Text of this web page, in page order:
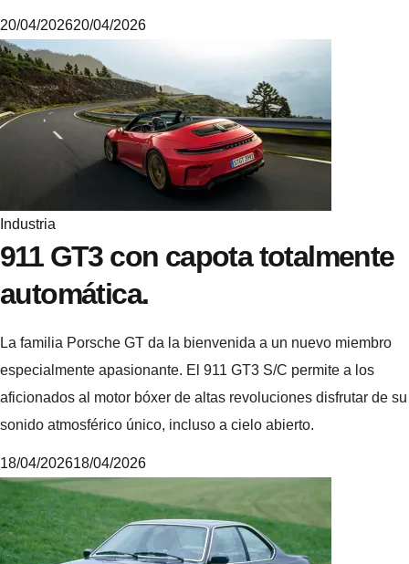
6
.
4
3
20/04/202620/04/2026
Industria
911 GT3 con capota totalmente
automática.
La familia Porsche GT da la bienvenida a un nuevo miembro
especialmente apasionante. El 911 GT3 S/C permite a los
aficionados al motor bóxer de altas revoluciones disfrutar de su
sonido atmosférico único, incluso a cielo abierto.
4
18/04/202618/04/2026